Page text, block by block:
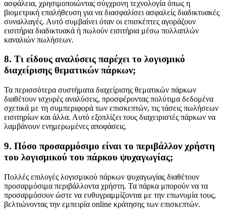
ασφάλεια, χρησιμοποιώντας σύγχρονη τεχνολογία όπως η
βιομετρική επαλήθευση για να διασφαλίσει ασφαλείς διαδικτυακές
συναλλαγές. Αυτό συμβαίνει όταν οι επισκέπτες αγοράζουν
εισιτήρια διαδικτυακά ή πωλούν εισιτήρια μέσω πολλαπλών
καναλιών πωλήσεων.
8. Τι είδους αναλύσεις παρέχει το λογισμικό
διαχείρισης θεματικών πάρκων;
Τα περισσότερα συστήματα διαχείρισης θεματικών πάρκων
διαθέτουν ισχυρές αναλύσεις, προσφέροντας πολύτιμα δεδομένα
σχετικά με τη συμπεριφορά των επισκεπτών, τις τάσεις πωλήσεων
εισιτηρίων και άλλα. Αυτό εξοπλίζει τους διαχειριστές πάρκων να
λαμβάνουν ενημερωμένες αποφάσεις.
9. Πόσο προσαρμόσιμο είναι το περιβάλλον χρήστη
του λογισμικού του πάρκου ψυχαγωγίας;
Πολλές επιλογές λογισμικού πάρκων ψυχαγωγίας διαθέτουν
προσαρμόσιμα περιβάλλοντα χρήστη. Τα πάρκα μπορούν να τα
προσαρμόσουν ώστε να ευθυγραμμίζονται με την επωνυμία τους,
βελτιώνοντας την εμπειρία online κράτησης των επισκεπτών.